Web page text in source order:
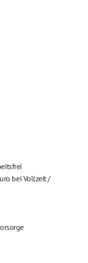
bei Vollzeit /